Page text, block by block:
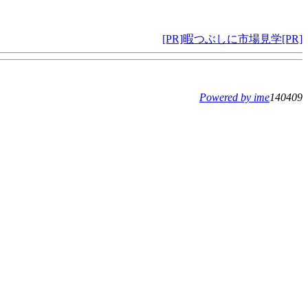
[PR]暇つぶしに市場見学[PR]
Powered by ime140409